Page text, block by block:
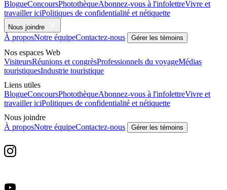
BlogueConcoursPhotothèqueAbonnez-vous à l'infolettreVivre et
travailler iciPolitiques de confidentialité et nétiquette
Nous joindre
À proposNotre équipeContactez-nous Gérer les témoins
Nos espaces Web
VisiteursRéunions et congrèsProfessionnels du voyageMédias
touristiquesIndustrie touristique
Liens utiles
BlogueConcoursPhotothèqueAbonnez-vous à l'infolettreVivre et
travailler iciPolitiques de confidentialité et nétiquette
Nous joindre
À proposNotre équipeContactez-nous Gérer les témoins